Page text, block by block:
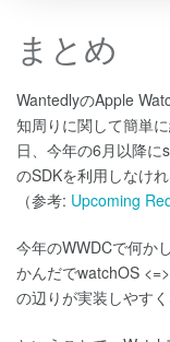
まとめ
WantedlyのApple
知周りに関して簡単
日、今年の6月以降
のSDKを利用しなけ
（参考: Upcoming
今年のWWDCで何か
かんだでwatchOS
の辺りが実装しやす